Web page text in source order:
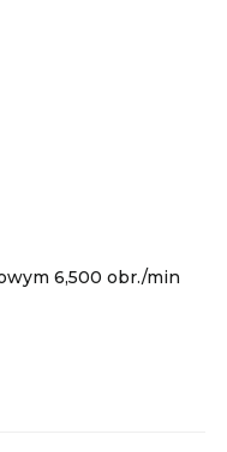
6,500 obr./min